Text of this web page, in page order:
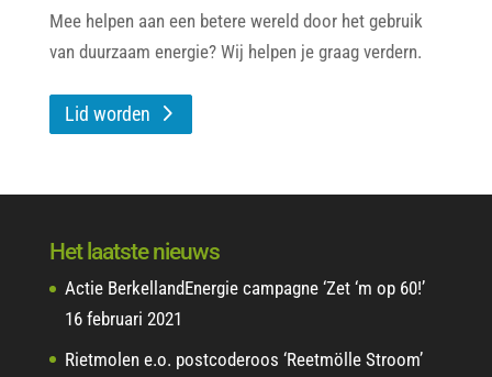
Mee helpen aan een betere wereld door het gebruik
van duurzaam energie? Wij helpen je graag verdern.
Lid worden
Het laatste nieuws
Actie BerkellandEnergie campagne ‘Zet ‘m op 60!’
16 februari 2021
Rietmolen e.o. postcoderoos ‘Reetmölle Stroom’